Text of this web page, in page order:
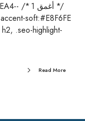
.seo-highlight-
Read More